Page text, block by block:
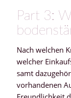
Part 3:
Nach welchen
welcher
samt
vorhandenen